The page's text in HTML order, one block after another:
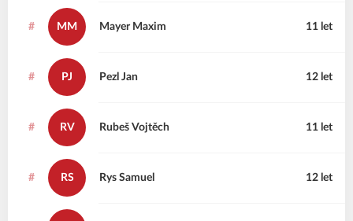
# MM Maxim
Mayer 11 let
# PJ Jan
Pezl 12 let
# RV Vojtěch
Rubeš 11 let
# RS Samuel
Rys 12 let